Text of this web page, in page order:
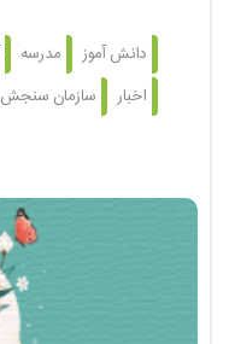
دانش آموز مدرسه
اخبار
سازمان سنجش